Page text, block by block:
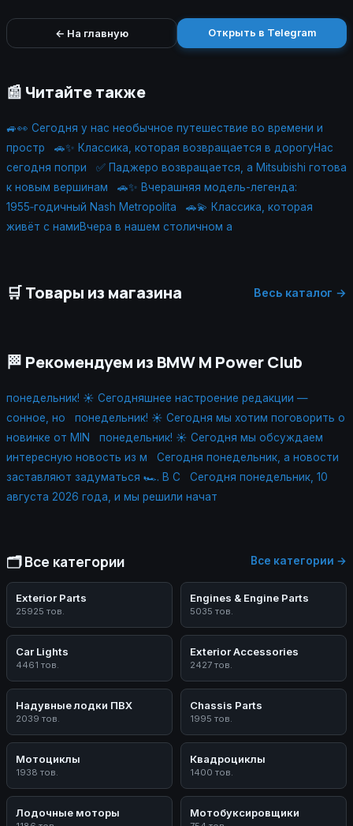
← На главную Открыть в Telegram
📰 Читайте также
🚙👀 Сегодня у нас необычное путешествие во времени и
простр
🚗✨ Классика, которая возвращается в дорогуНас
сегодня попри
✅ Паджеро возвращается, а Mitsubishi готова
к новым вершинам
🚗✨ Вчерашняя модель-легенда:
1955‑годичный Nash Metropolita
🚗💫 Классика, которая
живёт с намиВчера в нашем столичном а
🛒 Товары из магазина Весь каталог →
🏁 Рекомендуем из BMW M Power Club
понедельник! ☀️ Сегодняшнее настроение редакции —
сонное, но
понедельник! ☀️ Сегодня мы хотим поговорить о
новинке от MIN
понедельник! ☀️ Сегодня мы обсуждаем
интересную новость из м
Сегодня понедельник, а новости
заставляют задуматься 🏎. В С
Сегодня понедельник, 10
августа 2026 года, и мы решили начат
🗂️ Все категории Все категории →
Exterior Parts
25925 тов.
Engines & Engine Parts
5035 тов.
Car Lights
4461 тов.
Exterior Accessories
2427 тов.
Надувные лодки ПВХ
2039 тов.
Chassis Parts
1995 тов.
Мотоциклы
1938 тов.
Квадроциклы
1400 тов.
Лодочные моторы Мотобуксировщики